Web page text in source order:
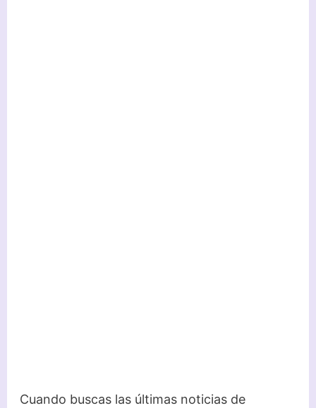
Cuando buscas las últimas noticias de